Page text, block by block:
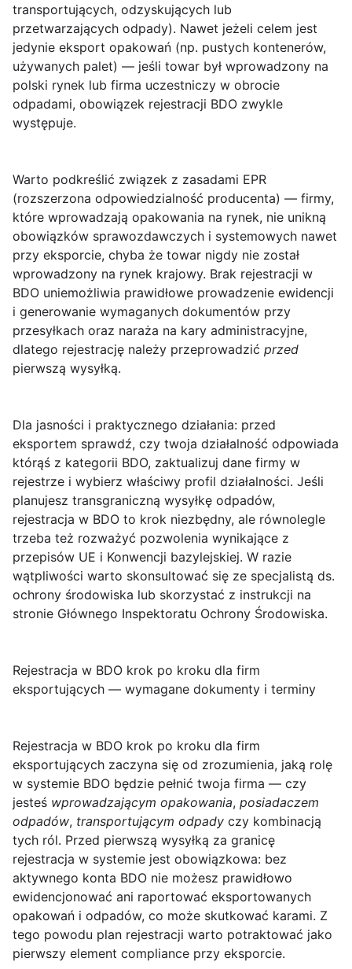
transportujących, odzyskujących lub
przetwarzających odpady). Nawet jeżeli celem jest
jedynie eksport opakowań (np. pustych kontenerów,
używanych palet) — jeśli towar był wprowadzony na
polski rynek lub firma uczestniczy w obrocie
odpadami, obowiązek rejestracji BDO zwykle
występuje.
Warto podkreślić związek z zasadami EPR
(rozszerzona odpowiedzialność producenta) — firmy,
które wprowadzają opakowania na rynek, nie unikną
obowiązków sprawozdawczych i systemowych nawet
przy eksporcie, chyba że towar nigdy nie został
wprowadzony na rynek krajowy. Brak rejestracji w
BDO uniemożliwia prawidłowe prowadzenie ewidencji
i generowanie wymaganych dokumentów przy
przesyłkach oraz naraża na kary administracyjne,
dlatego rejestrację należy przeprowadzić przed
pierwszą wysyłką.
Dla jasności i praktycznego działania: przed
eksportem sprawdź, czy twoja działalność odpowiada
którąś z kategorii BDO, zaktualizuj dane firmy w
rejestrze i wybierz właściwy profil działalności. Jeśli
planujesz transgraniczną wysyłkę odpadów,
rejestracja w BDO to krok niezbędny, ale równolegle
trzeba też rozważyć pozwolenia wynikające z
przepisów UE i Konwencji bazylejskiej. W razie
wątpliwości warto skonsultować się ze specjalistą ds.
ochrony środowiska lub skorzystać z instrukcji na
stronie Głównego Inspektoratu Ochrony Środowiska.
Rejestracja w BDO krok po kroku dla firm
eksportujących — wymagane dokumenty i terminy
Rejestracja w BDO krok po kroku dla firm
eksportujących zaczyna się od zrozumienia, jaką rolę
w systemie BDO będzie pełnić twoja firma — czy
jesteś wprowadzającym opakowania, posiadaczem
odpadów, transportującym odpady czy kombinacją
tych ról. Przed pierwszą wysyłką za granicę
rejestracja w systemie jest obowiązkowa: bez
aktywnego konta BDO nie możesz prawidłowo
ewidencjonować ani raportować eksportowanych
opakowań i odpadów, co może skutkować karami. Z
tego powodu plan rejestracji warto potraktować jako
pierwszy element compliance przy eksporcie.